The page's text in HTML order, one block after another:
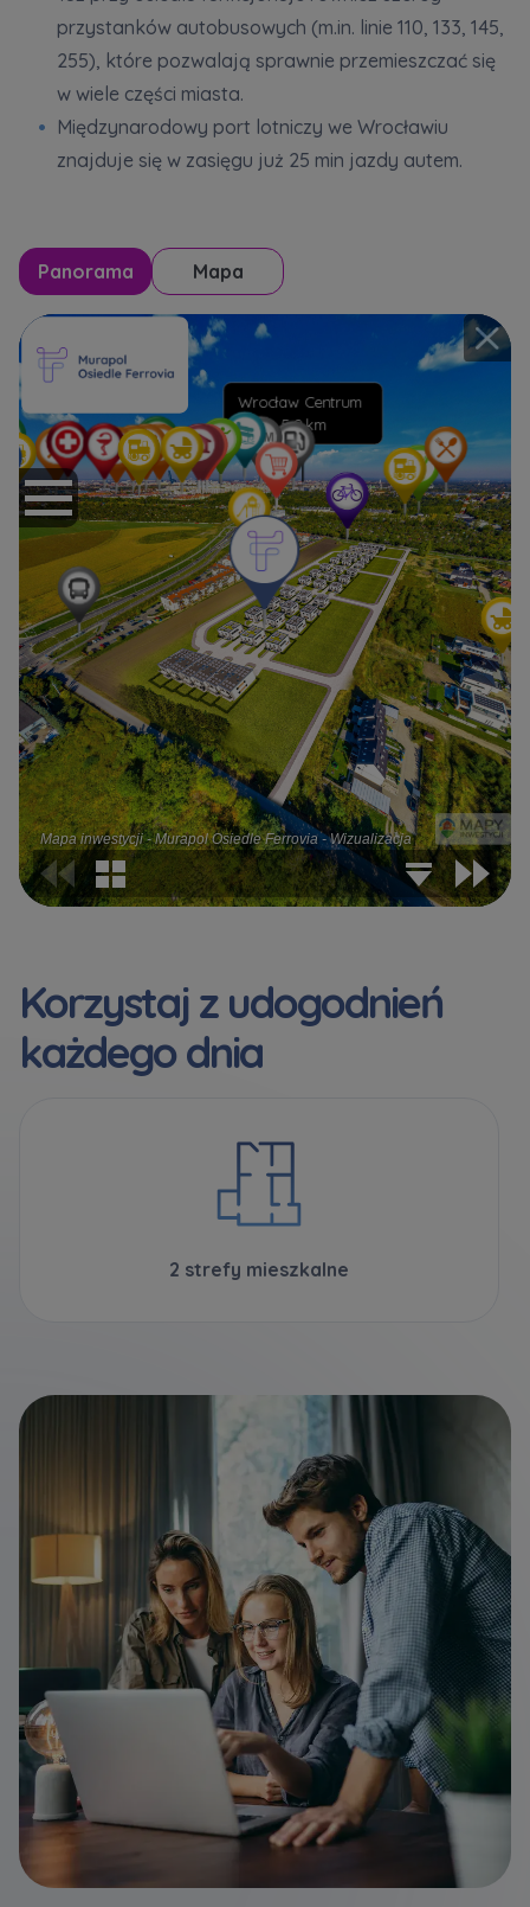
przystanków autobusowych (m.in. linie 110, 133, 145,
255), które pozwalają sprawnie przemieszczać się
w wiele części miasta.
Międzynarodowy port lotniczy we Wrocławiu
znajduje się w zasięgu już 25 min jazdy autem.
Panorama Mapa
Korzystaj z udogodnień
każdego dnia
2 strefy mieszkalne